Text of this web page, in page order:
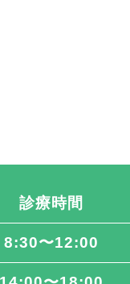
診療時間
8:30〜12:00